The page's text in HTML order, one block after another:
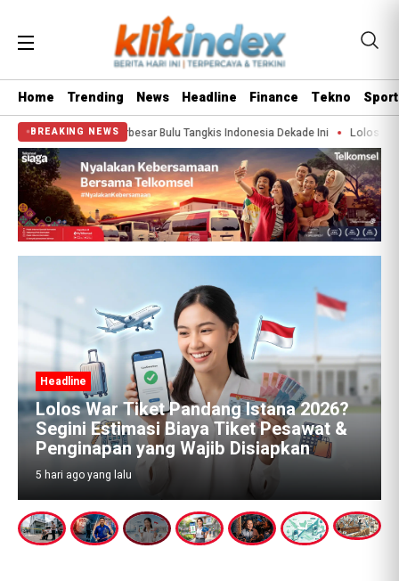
Home Trending News Headline Finance Tekno Sport
BREAKING NEWS
Terbesar Bulu Tangkis Indonesia Dekade Ini Lolos War Tiket
Headline
Lolos War Tiket Pandang Istana 2026?
Segini Estimasi Biaya Tiket Pesawat &
Penginapan yang Wajib Disiapkan
5 hari ago yang lalu